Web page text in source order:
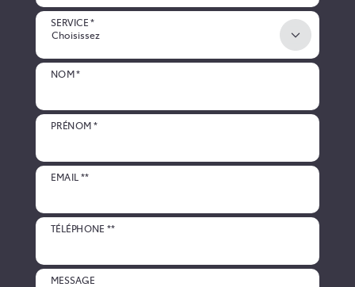
Choisissez
SERVICE *
NOM *
PRÉNOM *
EMAIL **
TÉLÉPHONE **
MESSAGE